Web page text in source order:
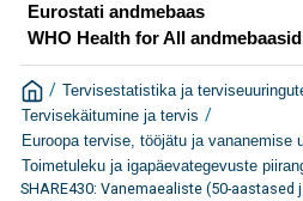
Eurostati andmebaas
WHO Health for All andmebaasid
/ Tervisestatistika ja
Tervisekäitumine ja tervis /
Euroopa tervise, tööjätu ja vananemise
Toimetuleku ja igapäevategevuste
SHARE430: Vanemaealiste (50-aastased